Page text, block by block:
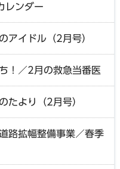
レンダー
アイドル（2月号）
！／2月の救急当番医
たより（2月号）
路拡幅整備事業／春季